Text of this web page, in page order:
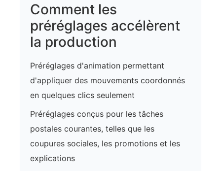
Comment les
préréglages accélèrent
la production
Préréglages d'animation permettant
d'appliquer des mouvements coordonnés
en quelques clics seulement
Préréglages conçus pour les tâches
postales courantes, telles que les
coupures sociales, les promotions et les
explications